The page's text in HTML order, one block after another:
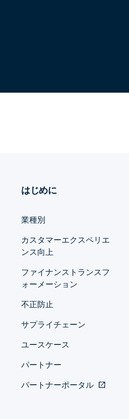
はじめに
業種別
カスタマーエクスペリエ
ンス向上
ファイナンストランスフ
ォーメーション
不正防止
サプライチェーン
ユースケース
パートナー
パートナーポータル open_in_new